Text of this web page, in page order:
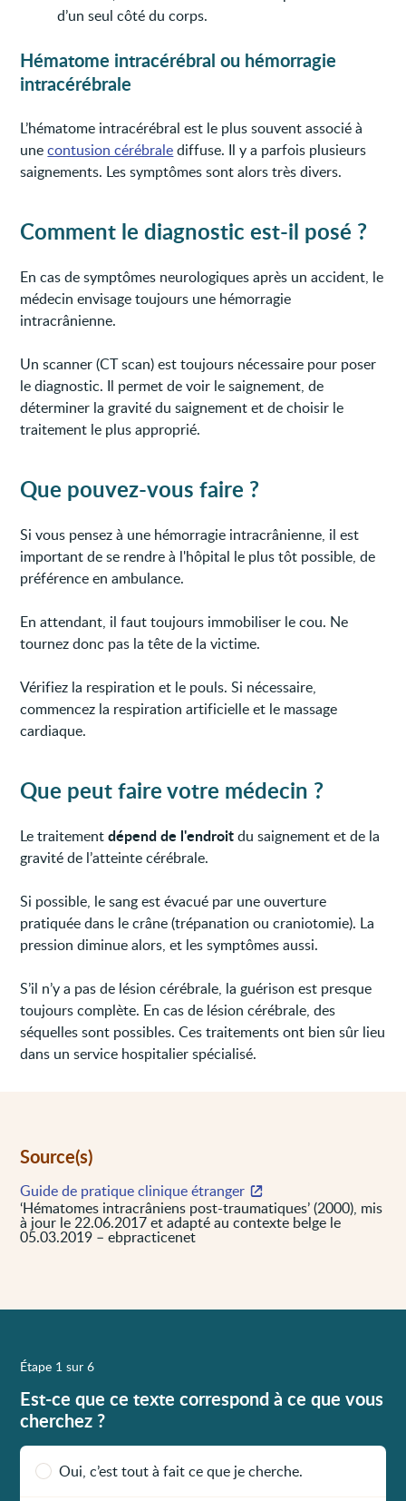
d’un seul côté du corps.
Hématome intracérébral ou hémorragie
intracérébrale
L’hématome intracérébral est le plus souvent associé à
unecontusion cérébralediffuse. Il y a parfois plusieurs
saignements. Les symptômes sont alors très divers.
Comment le diagnostic est-il posé ?
En cas de symptômes neurologiques après un accident, le
médecin envisage toujours une hémorragie
intracrânienne.
Un scanner (CT scan) est toujours nécessaire pour poser
le diagnostic. Il permet de voir le saignement, de
déterminer la gravité du saignement et de choisir le
traitement le plus approprié.
Que pouvez-vous faire ?
Si vous pensez à une hémorragie intracrânienne, il est
important de se rendre à l'hôpital le plus tôt possible, de
préférence en ambulance.
En attendant, il faut toujours immobiliser le cou. Ne
tournez donc pas la tête de la victime.
Vérifiez la respiration et le pouls. Si nécessaire,
commencez la respiration artificielle et le massage
cardiaque.
Que peut faire votre médecin ?
Le traitementdépend de l'endroitdu saignement et de la
gravité de l’atteinte cérébrale.
Si possible, le sang est évacué par une ouverture
pratiquée dans le crâne (trépanation ou craniotomie). La
pression diminue alors, et les symptômes aussi.
S’il n’y a pas de lésion cérébrale, la guérison est presque
toujours complète. En cas de lésion cérébrale, des
séquelles sont possibles. Ces traitements ont bien sûr lieu
dans un service hospitalier spécialisé.
Source(s)
Guide de pratique clinique étranger
‘Hématomes intracrâniens post-traumatiques’ (2000), mis
à jour le 22.06.2017 et adapté au contexte belge le
05.03.2019 – ebpracticenet
Étape 1 sur 6
Est-ce que ce texte correspond à ce que vous
cherchez ?
Oui, c’est tout à fait ce que je cherche.